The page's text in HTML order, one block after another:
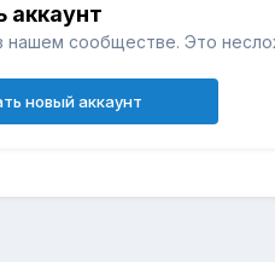
аккаунт
нашем сообществе. Это
новый аккаунт